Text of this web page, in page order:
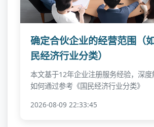
确定合伙企业的经营范围（
民经济行业分类）
本文基于12年企业注册服务经验，深
如何通过参考《国民经济行业分类》
2026-08-09 22:33:45